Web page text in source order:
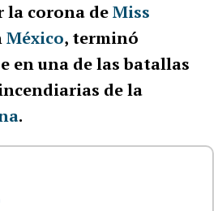
la corona deMiss
México, terminó
en una de las batallas
de la
.